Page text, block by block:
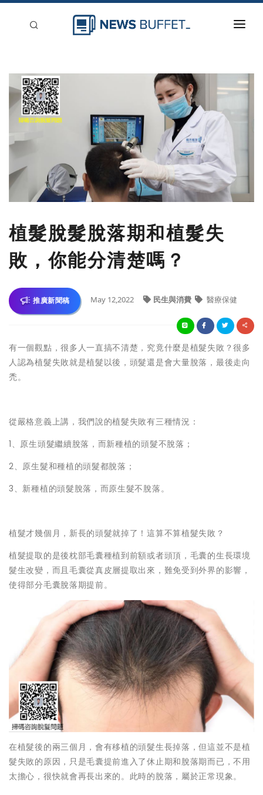
新聞稿分類
登入
植髮脫髮脫落期和植髮失
敗，你能分清楚嗎？
推廣新聞稿 May 12,2022 民生與消費 醫療保健
有一個觀點，很多人一直搞不清楚，究竟什麼是植髮失敗？很多
人認為植髮失敗就是植髮以後，頭髮還是會大量脫落，最後走向
禿。
從嚴格意義上講，我們說的植髮失敗有三種情況：
1、原生頭髮繼續脫落，而新種植的頭髮不脫落；
2、原生髮和種植的頭髮都脫落；
3、新種植的頭髮脫落，而原生髮不脫落。
植髮才幾個月，新長的頭髮就掉了！這算不算植髮失敗？
植髮提取的是後枕部毛囊種植到前額或者頭頂，毛囊的生長環境
髮生改變，而且毛囊從真皮層提取出來，難免受到外界的影響，
使得部分毛囊脫落期提前。
在植髮後的兩三個月，會有移植的頭髮生長掉落，但這並不是植
髮失敗的原因，只是毛囊提前進入了休止期和脫落期而已，不用
太擔心，很快就會再長出來的。此時的脫落，屬於正常現象。